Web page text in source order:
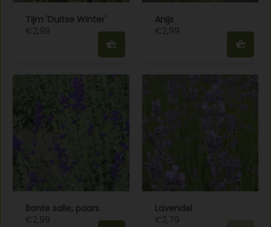
Tijm 'Duitse Winter'
€2,99
Anijs
€2,99
Bonte salie, paars
€2,99
Lavendel
€2,79